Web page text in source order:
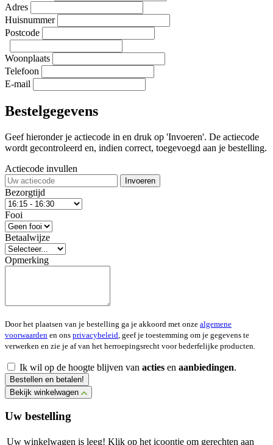
Adres
Huisnummer
Postcode
Woonplaats
Telefoon
E-mail
Bestelgegevens
Geef hieronder je actiecode in en druk op 'Invoeren'. De actiecode
wordt gecontroleerd en, indien correct, toegevoegd aan je bestelling.
Actiecode invullen
Invoeren
Bezorgtijd
Fooi
Betaalwijze
Opmerking
Door het plaatsen van je bestelling ga je akkoord met onze algemene
voorwaarden en ons privacybeleid , geef je toestemming om je gegevens te
verwerken en zie je af van het herroepingsrecht voor bederfelijke producten.
Ik wil op de hoogte blijven van acties en aanbiedingen.
Bestellen en betalen!
Bekijk winkelwagen
Uw bestelling
Uw winkelwagen is leeg! Klik op het icoontje om gerechten aan